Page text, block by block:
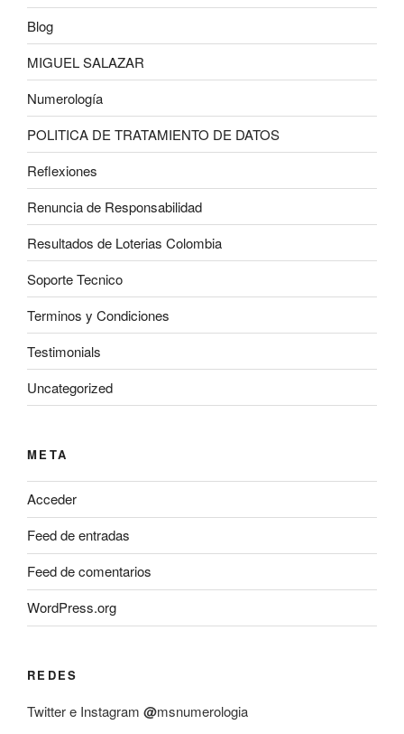
Blog
MIGUEL SALAZAR
Numerología
POLITICA DE TRATAMIENTO DE DATOS
Reflexiones
Renuncia de Responsabilidad
Resultados de Loterias Colombia
Soporte Tecnico
Terminos y Condiciones
Testimonials
Uncategorized
META
Acceder
Feed de entradas
Feed de comentarios
WordPress.org
REDES
Twitter e Instagram @msnumerologia